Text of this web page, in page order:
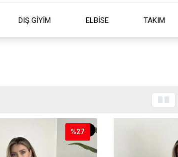
DIŞ GİYİM ELBİSE TAKIM
%27
%27